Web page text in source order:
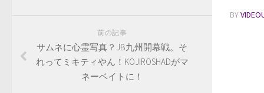
BY
前の記事
サムネに心霊写真？JB九州開幕戦。そ
れってミキティやん！KOJIROSHADがマ
ネーベイトに！